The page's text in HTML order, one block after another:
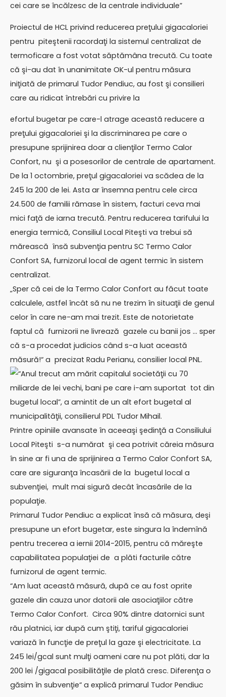
cei care se încălzesc de la centrale individuale”
Proiectul de HCL privind reducerea preţului gigacaloriei
pentru piteştenii racordaţi la sistemul centralizat de
termoficare a fost votat săptămâna trecută. Cu toate
că şi-au dat în unanimitate OK-ul pentru măsura
iniţiată de primarul Tudor Pendiuc, au fost şi consilieri
care au ridicat întrebări cu privire la
efortul bugetar pe care-l atrage această reducere a
preţului gigacaloriei şi la discriminarea pe care o
presupune sprijinirea doar a clienţilor Termo Calor
Confort, nu şi a posesorilor de centrale de apartament.
De la 1 octombrie, preţul gigacaloriei va scădea de la
245 la 200 de lei. Asta ar însemna pentru cele circa
24.500 de familii rămase în sistem, facturi ceva mai
mici faţă de iarna trecută. Pentru reducerea tarifului la
energia termică, Consiliul Local Piteşti va trebui să
mărească însă subvenţia pentru SC Termo Calor
Confort SA, furnizorul local de agent termic în sistem
centralizat.
„Sper că cei de la Termo Calor Confort au făcut toate
calculele, astfel încât să nu ne trezim în situaţii de genul
celor în care ne-am mai trezit. Este de notorietate
faptul că furnizorii ne livrează gazele cu banii jos … sper
că s-a procedat judicios când s-a luat această
măsură!“ a precizat Radu Perianu, consilier local PNL.
“Anul trecut am mărit capitalul societăţii cu 70
miliarde de lei vechi, bani pe care i-am suportat tot din
bugetul local”, a amintit de un alt efort bugetal al
municipalităţii, consilierul PDL Tudor Mihail.
Printre opiniile avansate în aceeaşi şedinţă a Consiliului
Local Piteşti s-a numărat şi cea potrivit căreia măsura
în sine ar fi una de sprijinirea a Termo Calor Confort SA,
care are siguranţa încasării de la bugetul local a
subvenţiei, mult mai sigură decât încasările de la
populaţie.
Primarul Tudor Pendiuc a explicat însă că măsura, deşi
presupune un efort bugetar, este singura la îndemînă
pentru trecerea a iernii 2014-2015, pentru că măreşte
capabilitatea populaţiei de a plăti facturile către
furnizorul de agent termic.
“Am luat această măsură, după ce au fost oprite
gazele din cauza unor datorii ale asociaţiilor către
Termo Calor Confort. Circa 90% dintre datornici sunt
rău platnici, iar după cum ştiţi, tariful gigacaloriei
variază în funcţie de preţul la gaze şi electricitate. La
245 lei/gcal sunt mulţi oameni care nu pot plăti, dar la
200 lei /gigacal posibilităţile de plată cresc. Diferenţa o
găsim în subvenţie“ a explică primarul Tudor Pendiuc